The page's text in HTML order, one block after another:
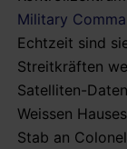
Military
Echtzeit sind
Streitkräften
Satelliten-
Weissen
Stab an